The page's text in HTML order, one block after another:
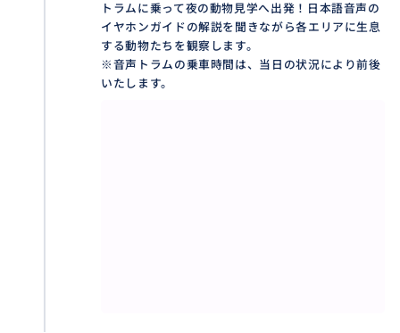
トラムに乗って夜の動物見学へ出発！日本語音声の
イヤホンガイドの解説を聞きながら各エリアに生息
する動物たちを観察します。
※音声トラムの乗車時間は、当日の状況により前後
いたします。